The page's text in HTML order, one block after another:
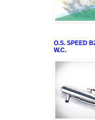
O.S. SPEED
W.C.